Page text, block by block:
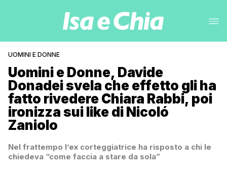
UOMINI E DONNE
Uomini e Donne, Davide
Donadei svela che effetto gli ha
fatto rivedere Chiara Rabbi, poi
ironizza sui like di Nicoló
Zaniolo
Nel frattempo l’ex corteggiatrice ha risposto a chi le
chiedeva “come faccia a stare da sola”